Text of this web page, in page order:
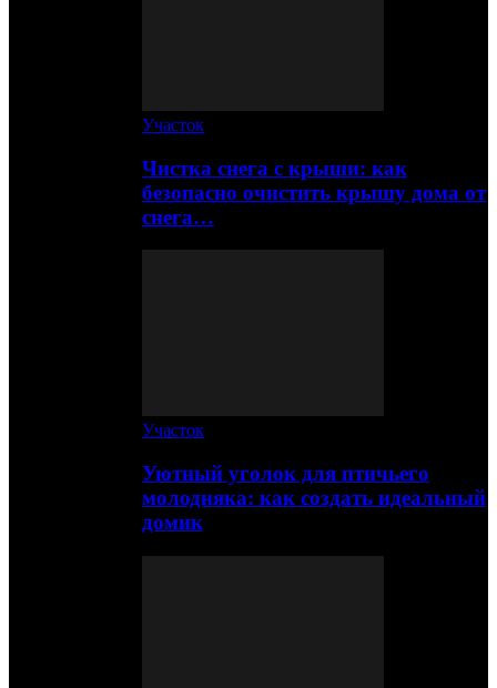
Участок
Чистка снега с крыши: как
безопасно очистить крышу дома от
снега…
Участок
Уютный уголок для птичьего
молодняка: как создать идеальный
домик